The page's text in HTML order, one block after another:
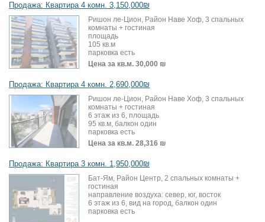
Продажа: Квартира 4 комн. 3,150,000₪
Ришон ле-Цион, Район Наве Хоф, 3 спальных
комнаты + гостиная
площадь
105 кв.м
парковка есть
Цена за кв.м. 30,000 ₪
Продажа: Квартира 4 комн. 2,690,000₪
Ришон ле-Цион, Район Наве Хоф, 3 спальных
комнаты + гостиная
6 этаж из 6, площадь
95 кв.м, балкон один
парковка есть
Цена за кв.м. 28,316 ₪
Продажа: Квартира 3 комн. 1,950,000₪
Бат-Ям, Район Центр, 2 спальных комнаты +
гостиная
направление воздуха: север, юг, восток
6 этаж из 6, вид на город, балкон один
парковка есть